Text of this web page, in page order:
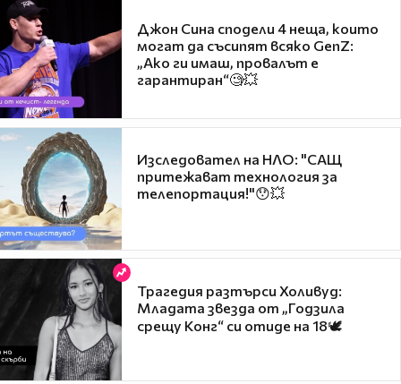
Джон Сина сподели 4 неща, които
могат да съсипят всяко GenZ:
„Ако ги имаш, провалът е
гарантиран“🧐💥
Изследовател на НЛО: "САЩ
притежават технология за
телепортация!"😯💥
Трагедия разтърси Холивуд:
Младата звезда от „Годзила
срещу Конг“ си отиде на 18🕊️